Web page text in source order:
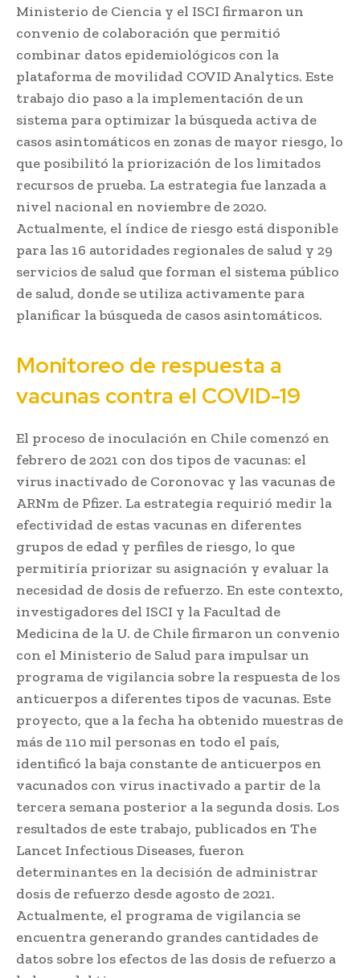
Ministerio de Ciencia y el ISCI firmaron un
convenio de colaboración que permitió
combinar datos epidemiológicos con la
plataforma de movilidad COVID Analytics. Este
trabajo dio paso a la implementación de un
sistema para optimizar la búsqueda activa de
casos asintomáticos en zonas de mayor riesgo, lo
que posibilitó la priorización de los limitados
recursos de prueba. La estrategia fue lanzada a
nivel nacional en noviembre de 2020.
Actualmente, el índice de riesgo está disponible
para las 16 autoridades regionales de salud y 29
servicios de salud que forman el sistema público
de salud, donde se utiliza activamente para
planificar la búsqueda de casos asintomáticos.
Monitoreo de respuesta a
vacunas contra el COVID-19
El proceso de inoculación en Chile comenzó en
febrero de 2021 con dos tipos de vacunas: el
virus inactivado de Coronovac y las vacunas de
ARNm de Pfizer. La estrategia requirió medir la
efectividad de estas vacunas en diferentes
grupos de edad y perfiles de riesgo, lo que
permitiría priorizar su asignación y evaluar la
necesidad de dosis de refuerzo. En este contexto,
investigadores del ISCI y la Facultad de
Medicina de la U. de Chile firmaron un convenio
con el Ministerio de Salud para impulsar un
programa de vigilancia sobre la respuesta de los
anticuerpos a diferentes tipos de vacunas. Este
proyecto, que a la fecha ha obtenido muestras de
más de 110 mil personas en todo el país,
identificó la baja constante de anticuerpos en
vacunados con virus inactivado a partir de la
tercera semana posterior a la segunda dosis. Los
resultados de este trabajo, publicados en The
Lancet Infectious Diseases, fueron
determinantes en la decisión de administrar
dosis de refuerzo desde agosto de 2021.
Actualmente, el programa de vigilancia se
encuentra generando grandes cantidades de
datos sobre los efectos de las dosis de refuerzo a